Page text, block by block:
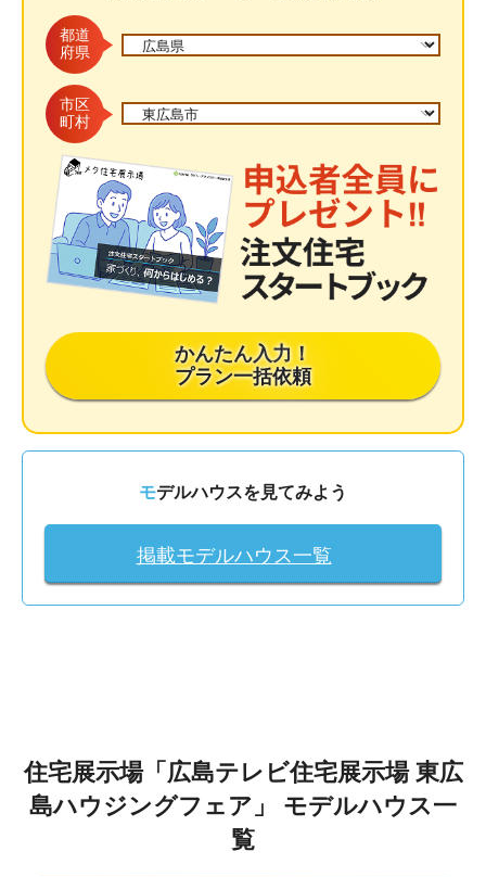
都道
府県
市区
町村
かんたん入力！
プラン一括依頼
モデルハウスを見てみよう
掲載モデルハウス一覧
住宅展示場「 広島テレビ住宅展示場 東広
島ハウジングフェア 」
モデルハウス一
覧